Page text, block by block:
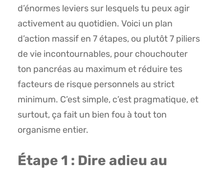
d’énormes leviers sur lesquels tu peux agir
activement au quotidien. Voici un plan
d’action massif en 7 étapes, ou plutôt 7 piliers
de vie incontournables, pour chouchouter
ton pancréas au maximum et réduire tes
facteurs de risque personnels au strict
minimum. C’est simple, c’est pragmatique, et
surtout, ça fait un bien fou à tout ton
organisme entier.
Étape 1 : Dire adieu au